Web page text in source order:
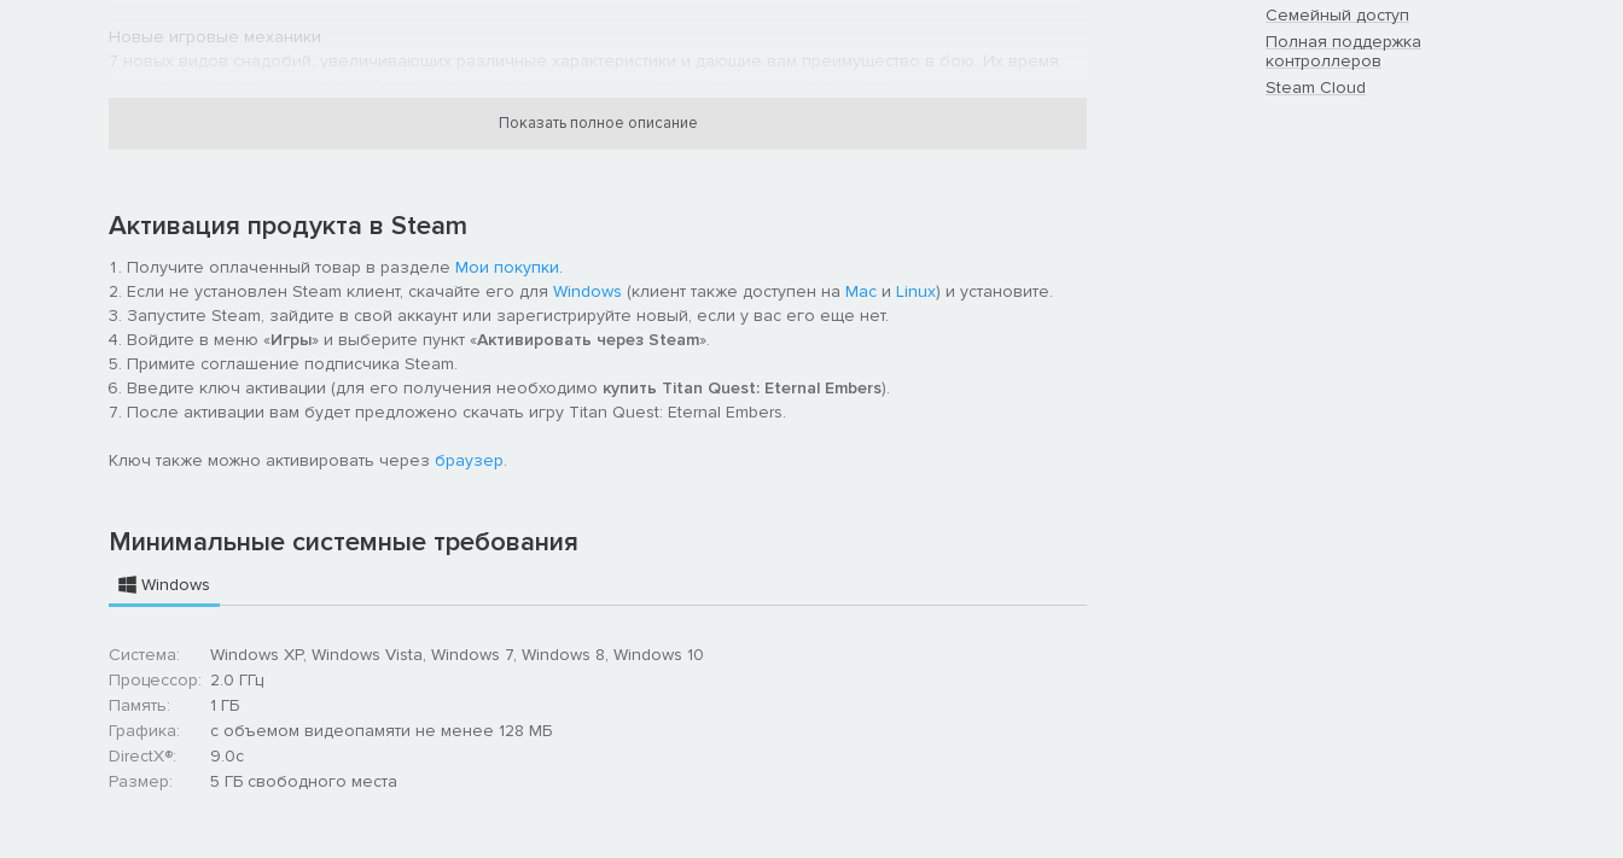
Новые игровые механики
Улучшение инструментов TQ
инструменты замены и поворота, исправлены ошибки палитры. Добавлена возможность включать и выключать
столкновение объектов и отображение теней напрямую в редакторе. Улучшена система звука и музыки, добавлены
новый тип звуковых объектов с динамическим диапазоном расстояния от источника звука и возможность
предпросмотра файлов звуков/музыки в редакторе. Повышена стабильность менеджера изображений, улучшен
интерфейс, добавлены новые и улучшены старые быстрые клавиши. Множество небольших улучшений
Показать полное описание
Активация продукта в Steam
Получите оплаченный товар в разделе Мои покупки.
Если не установлен Steam клиент, скачайте его для Windows (клиент также доступен на Mac и Linux) и установите.
Запустите Steam, зайдите в свой аккаунт или зарегистрируйте новый, если у вас его еще нет.
Войдите в меню «Игры» и выберите пункт «Активировать через Steam».
Примите соглашение подписчика Steam.
Введите ключ активации (для его получения необходимо купить Titan Quest: Eternal Embers).
После активации вам будет предложено скачать игру Titan Quest: Eternal Embers.
Ключ также можно активировать через браузер.
Минимальные системные требования
Windows
Система:
Windows XP, Windows Vista, Windows 7, Windows 8, Windows 10
Процессор: 2.0 ГГц
Память:
1 ГБ
Графика:
с объемом видеопамяти не менее 128 МБ
DirectX®:
9.0c
Размер:
5 ГБ свободного места
Семейный доступ
Полная поддержка
контроллеров
Steam Cloud